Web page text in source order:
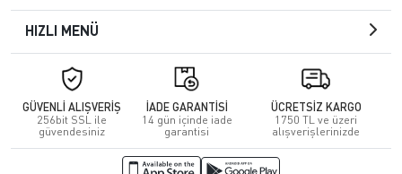
HIZLI MENÜ
GÜVENLİ ALIŞVERİŞ
256bit SSL ile
güvendesiniz
İADE GARANTİSİ
14 gün içinde iade
garantisi
ÜCRETSİZ KARGO
1750 TL ve üzeri
alışverişlerinizde